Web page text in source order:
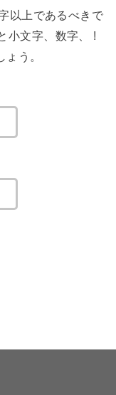
以上であるべきで
小文字、数字、 !
う。